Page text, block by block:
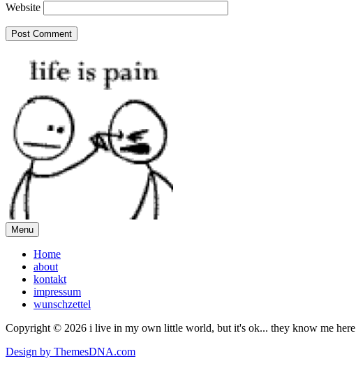
Website
Menu
Home
about
kontakt
impressum
wunschzettel
Copyright © 2026 i live in my own little world, but it's ok... they know me here
Design by ThemesDNA.com